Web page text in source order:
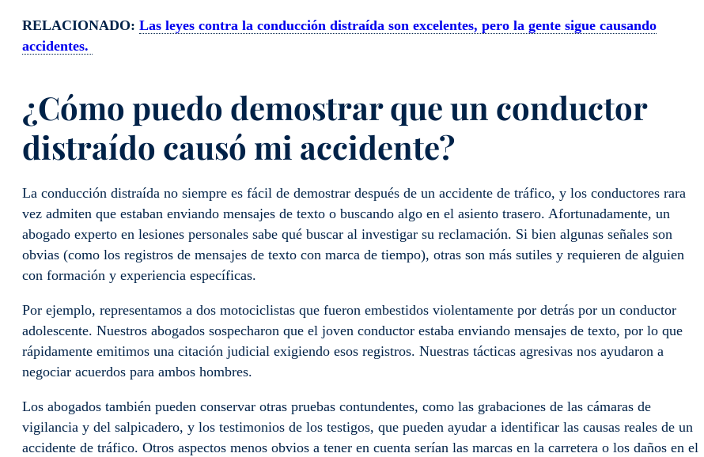
RELACIONADO: Las leyes contra la conducción distraída son excelentes, pero la gente sigue causando
accidentes.
¿Cómo puedo demostrar que un conductor
distraído causó mi accidente?
La conducción distraída no siempre es fácil de demostrar después de un accidente de tráfico, y los conductores rara
vez admiten que estaban enviando mensajes de texto o buscando algo en el asiento trasero. Afortunadamente, un
abogado experto en lesiones personales sabe qué buscar al investigar su reclamación. Si bien algunas señales son
obvias (como los registros de mensajes de texto con marca de tiempo), otras son más sutiles y requieren de alguien
con formación y experiencia específicas.
Por ejemplo, representamos a dos motociclistas que fueron embestidos violentamente por detrás por un conductor
adolescente. Nuestros abogados sospecharon que el joven conductor estaba enviando mensajes de texto, por lo que
rápidamente emitimos una citación judicial exigiendo esos registros. Nuestras tácticas agresivas nos ayudaron a
negociar acuerdos para ambos hombres.
Los abogados también pueden conservar otras pruebas contundentes, como las grabaciones de las cámaras de
vigilancia y del salpicadero, y los testimonios de los testigos, que pueden ayudar a identificar las causas reales de un
accidente de tráfico. Otros aspectos menos obvios a tener en cuenta serían las marcas en la carretera o los daños en el